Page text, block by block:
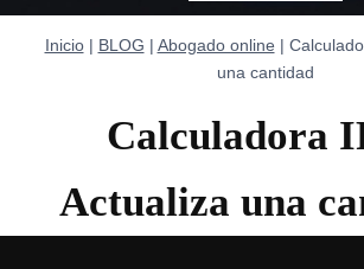
Inicio| BLOG | Abogado online |
una cantidad
Calculadora
Actualiza una